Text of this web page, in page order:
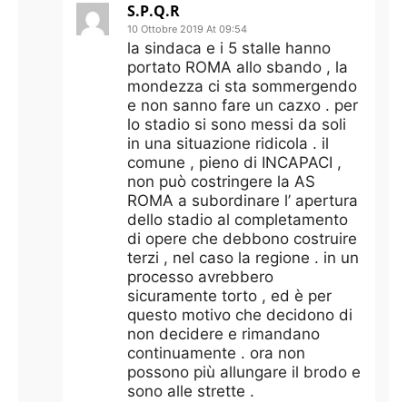
S.P.Q.R
10 Ottobre 2019 At 09:54
la sindaca e i 5 stalle hanno
portato ROMA allo sbando , la
mondezza ci sta sommergendo
e non sanno fare un cazxo . per
lo stadio si sono messi da soli
in una situazione ridicola . il
comune , pieno di INCAPACI ,
non può costringere la AS
ROMA a subordinare l’ apertura
dello stadio al completamento
di opere che debbono costruire
terzi , nel caso la regione . in un
processo avrebbero
sicuramente torto , ed è per
questo motivo che decidono di
non decidere e rimandano
continuamente . ora non
possono più allungare il brodo e
sono alle strette .